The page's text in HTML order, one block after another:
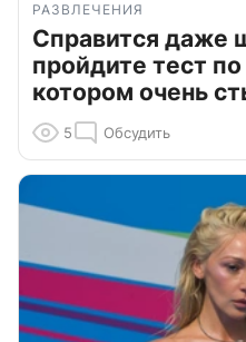
РАЗВЛЕЧЕНИЯ
Справится даже
пройдите тест
котором очень
5 Обсудить